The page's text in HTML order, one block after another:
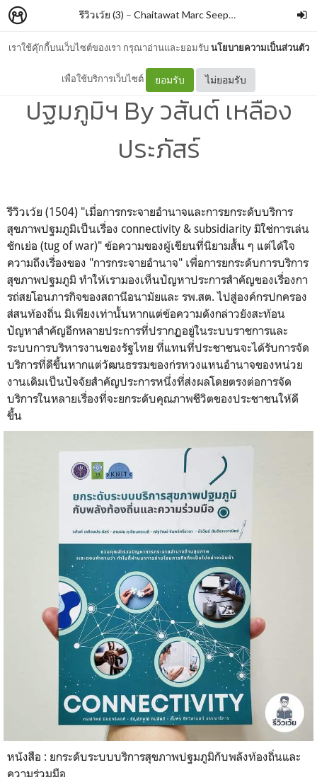
เราใช้คุ๊กกี้บนเว็บไซต์ของเรา กรุณาอ่านและยอมรับนโยบายความเป็นส่วนตัว
เพื่อใช้บริการเว็บไซต์ ยอมรับ ไม่ยอมรับ
รีวิวเว้ย (3) – Chaitawat Marc Seephongsai
ยกระดับระบบบริการสุขภาพ
ปฐมภูมิฯ By วสันต์ เหลือง
ประภัสร์
รีวิวเว้ย (1504) "เมื่อการกระจายอำนาจและการยกระดับบริการ
สุขภาพปฐมภูมิเป็นเรื่อง connectivity & subsidiarity มิใช่การเล่น
ชักเย่อ (tug of war)" ข้อความของผู้เขียนที่นิยามสั้น ๆ แต่ได้ใจ
ความถึงเรื่องของ "การกระจายอำนาจ" เพื่อการยกระดับการบริการ
สุขภาพปฐมภูมิ ทำให้เรามองเห็นปัญหาประการสำคัญของเรื่องกา
รถ่สยโอนภารกิจของสถานีอนามัยและ รพ.สต. ไปสู่องค์กรปกครอง
ส่สนท้องถิ่น มิเพียงเท่านั้นหากแต่ข้อความดังกล่าวยังสะท้อน
ปัญหาสำคัญอีกหลายประการที่ปรากฏอยู่ในระบบราชการและ
ระบบการบริหารงานของรัฐไทย ที่แทนที่ประชาชนจะได้รับการจัด
บริการที่ดีขึ้นหากแต่วัฒนธรรมของก่รหวงแหนอำนาจของหน่วย
งานเดิมเป็นปัจจัยสำคัญประการหนึ่งที่ส่งผลโดยตรงต่อการจัด
บริการในหลายเรื่องที่จะยกระดับคุณภาพชีวิตของประชาชนให้ดี
ขึ้น
หนังสือ : ยกระดับระบบบริการสุขภาพปฐมภูมิกับพลังท้องถิ่นและ
ความร่วมมือ